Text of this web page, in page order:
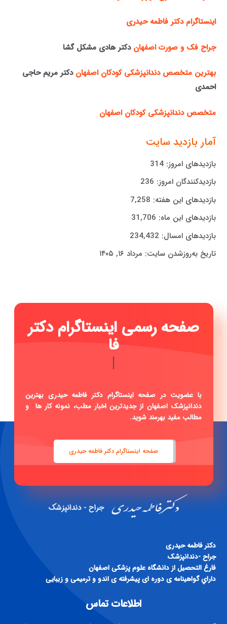
اینستاگرام دکتر فاطمه حیدری
جراح فک و صورت اصفهان دکتر هادی مشکل گشا
بهترین متخصص دندانپزشکی کودکان اصفهان دکتر مریم حاجی
احمدی
متخصص دندانپزشکی کودکان اصفهان
آمار بازدید سایت
بازدیدهای امروز:314
بازدیدکنندگان امروز: 236
بازدیدهای این هفته: 7,258
بازدیدهای این ماه: 31,706
بازدیدهای امسال: 234,432
تاریخ به‌روزشدن سایت: مرداد ۱۶, ۱۴۰۵
صفحه|
با عضویت در صفحه اینستاگرام دکتر فاطمه حیدری بهترین
دندانپزشک اصفهان از جدیدترین اخبار مطب، نمونه کار ها و
صفحه اینستاگرام دکتر فاطمه حیدری
دكتر فاطمه حيدری
داراي گواهينامه ی دوره ای پيشرفته ی اندو و ترميمی و زيبايی
اطلاعات تماس